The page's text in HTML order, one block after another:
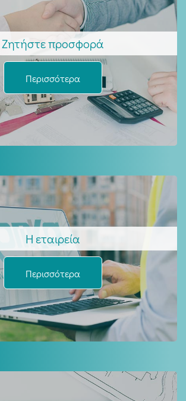
Ζητήστε προσφορά
Περισσότερα
Η εταιρεία
Περισσότερα